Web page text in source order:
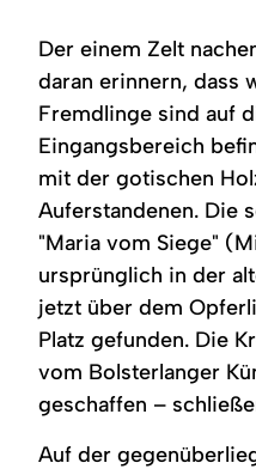
Der einem Zelt
daran erinnern, dass
Fremdlinge sind auf
Eingangsbereich
mit der gotischen
Auferstandenen. Die
"Maria vom Siege"
ursprünglich in der
jetzt über dem
Platz gefunden. Die
vom Bolsterlanger
geschaffen –
Auf der